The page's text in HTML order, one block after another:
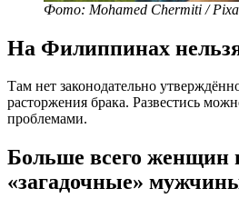
Фото: Mohamed Chermiti /
На Филиппинах
Там нет законодательно
расторжения брака. Развестись
проблемами.
Больше всего женщин
«загадочные»